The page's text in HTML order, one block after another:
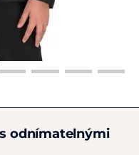
odnímatelnými